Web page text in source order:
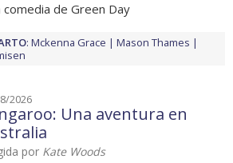
comedia de Green Day
: Mckenna Grace
Mason Thames
2026
Una aventura en
por Kate Woods